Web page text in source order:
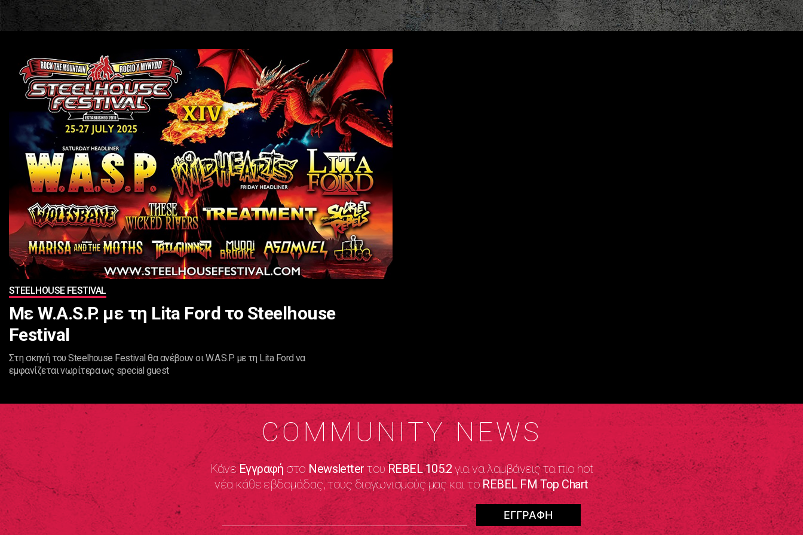
STEELHOUSE FESTIVAL
Με W.A.S.P. με τη Lita Ford το Steelhouse
Festival
Στη σκηνή του Steelhouse Festival θα ανέβουν οι W.A.S.P. με τη Lita Ford να
εμφανίζεται νωρίτερα ως special guest
COMMUNITY NEWS
ΚάνεΕγγραφή στο Newsletter τουREBEL 105.2 για να λαμβάνεις τα πιο hot
νέα κάθε εβδομάδας, τους διαγωνισμούς μας και τοREBEL FM Top Chart